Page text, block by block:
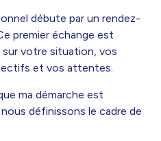
débute par un rendez-
premier échange est
sur votre situation, vos
et vos attentes.
ma démarche est
définissons le cadre de